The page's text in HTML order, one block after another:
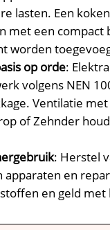
lasten.​ Een
met een compact
worden
op orde:
volgens NEN
Ventilatie
of Zehnder
: Herstel
apparaten en
en geld met